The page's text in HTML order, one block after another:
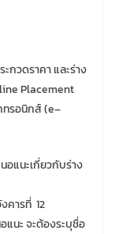
กวดราคา และร่าง
Placement
ทรอนิกส์ (e–
อแนะเกี่ยวกับร่าง
คารที่ 12
นะ จะต้องระบุชื่อ